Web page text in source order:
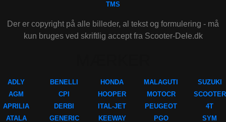
TMS
Der er copyright på alle billeder, al tekst og formulering - må
kun bruges ved skriftlig accept fra Scooter-Dele.dk
ADLY
AGM
APRILIA
ATALA
BENELLI
CPI
DERBI
GENERIC
HONDA
HOOPER
ITAL-JET
KEEWAY
MALAGUTI
MOTOCR
PEUGEOT
PGO
SUZUKI
SCOOTER
4T
SYM